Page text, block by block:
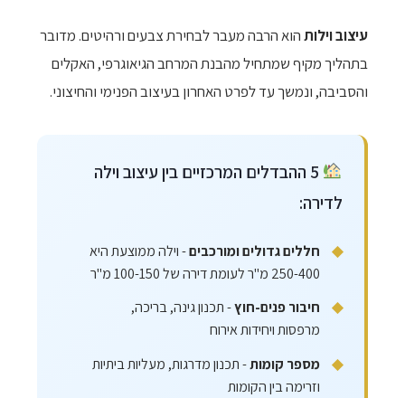
עיצוב וילותהוא הרבה מעבר לבחירת צבעים ורהיטים. מדובר
בתהליך מקיף שמתחיל מהבנת המרחב הגיאוגרפי, האקלים
והסביבה, ונמשך עד לפרט האחרון בעיצוב הפנימי והחיצוני.
5 ההבדלים המרכזיים בין עיצוב וילה
לדירה:
חללים גדולים ומורכבים- וילה ממוצעת היא
250-400 מ"ר לעומת דירה של 100-150 מ"ר
חיבור פנים-חוץ- תכנון גינה, בריכה,
מרפסות ויחידות אירוח
מספר קומות- תכנון מדרגות, מעליות ביתיות
וזרימה בין הקומות